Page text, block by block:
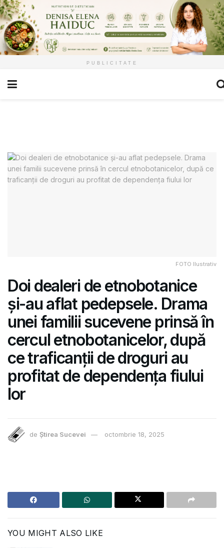
PUBLICITATE
FOTO Ilustrativ
Doi dealeri de etnobotanice
și-au aflat pedepsele. Drama
unei familii sucevene prinsă în
cercul etnobotanicelor, după
ce traficanții de droguri au
profitat de dependența fiului
lor
de Știrea Sucevei octombrie 18, 2025
YOU MIGHT ALSO LIKE